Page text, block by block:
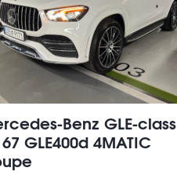
Benz GLE-class
GLE400d 4MATIC